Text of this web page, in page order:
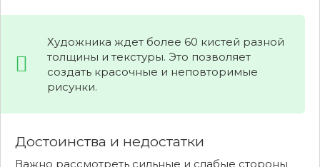
Художника ждет более 60 кистей разной
толщины и текстуры. Это позволяет
создать красочные и неповторимые
рисунки.
Достоинства и недостатки
Важно рассмотреть сильные и слабые стороны